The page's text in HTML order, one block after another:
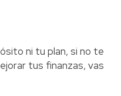
ni tu plan, si no te
tus finanzas, vas